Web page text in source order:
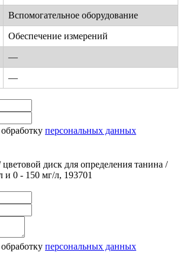
Вспомогательное оборудование
Обеспечение измерений
—
—
персональных данных
диск для определения танина /
и 0 - 150 мг/л, 193701
персональных данных